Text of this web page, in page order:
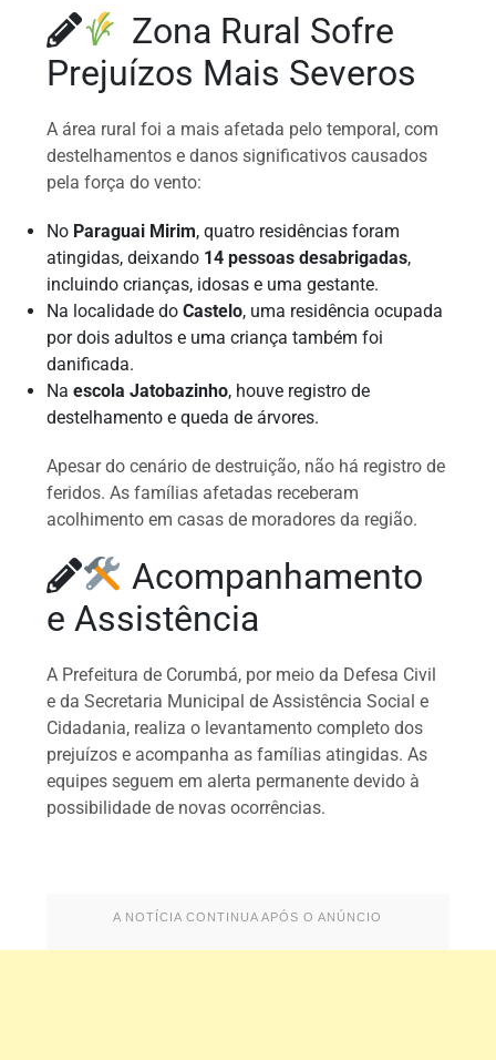
Zona Rural Sofre
Prejuízos Mais Severos
A área rural foi a mais afetada pelo temporal, com
destelhamentos e danos significativos causados
pela força do vento:
No Paraguai Mirim, quatro residências foram
atingidas, deixando 14 pessoas desabrigadas,
incluindo crianças, idosas e uma gestante.
Na localidade doCastelo, uma residência ocupada
por dois adultos e uma criança também foi
danificada.
Naescola Jatobazinho, houve registro de
destelhamento e queda de árvores.
Apesar do cenário de destruição, não há registro de
feridos. As famílias afetadas receberam
acolhimento em casas de moradores da região.
Acompanhamento
e Assistência
A Prefeitura de Corumbá, por meio da Defesa Civil
e da Secretaria Municipal de Assistência Social e
Cidadania, realiza o levantamento completo dos
prejuízos e acompanha as famílias atingidas. As
equipes seguem em alerta permanente devido à
possibilidade de novas ocorrências.
A NOTÍCIA CONTINUA APÓS O ANÚNCIO